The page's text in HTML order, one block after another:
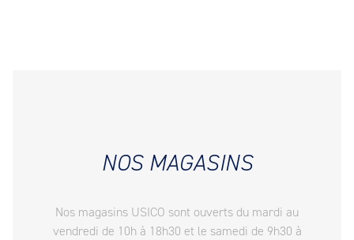
NOS MAGASINS
Nos magasins USICO sont ouverts du mardi au
vendredi de 10h à 18h30 et le samedi de 9h30 à